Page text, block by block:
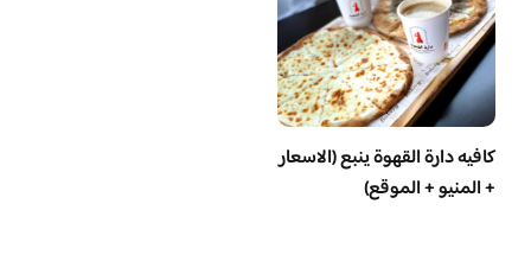
كافيه دارة القهوة ينبع (الاسعار
+ المنيو + الموقع)